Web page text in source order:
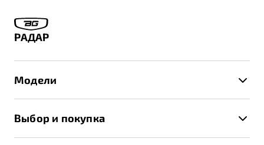
РАДАР
Модели
Выбор и покупка